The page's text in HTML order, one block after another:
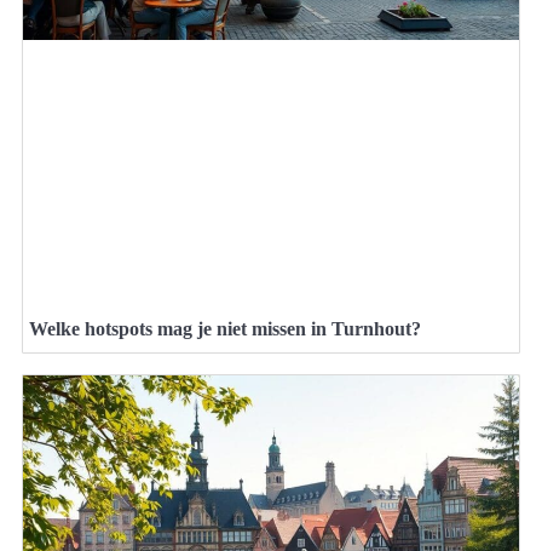
Welke hotspots mag je niet missen in Turnhout?